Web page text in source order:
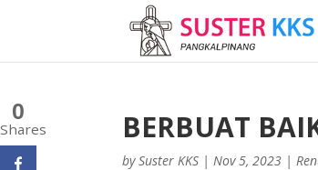
BERBUAT
bySuster KKS |Nov 5, 2023 |
0
Shares